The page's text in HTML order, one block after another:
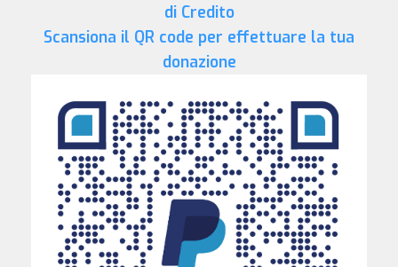
di Credito
Scansiona il QR code per effettuare la tua
donazione